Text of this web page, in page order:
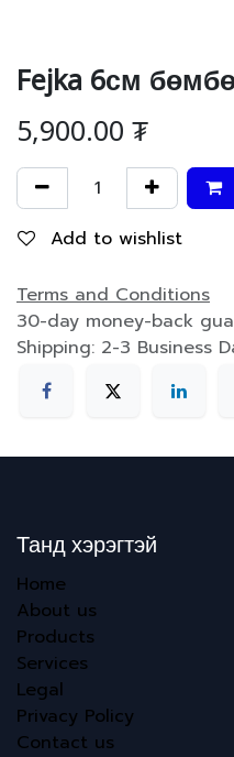
Fejka 6см
5,900.00₮
Add to wishlist
Terms and Conditions
30-day money-back
Shipping: 2-3 Business
Танд хэрэгтэй
Home
About us
Products
Services
Legal
Privacy Policy
Contact us